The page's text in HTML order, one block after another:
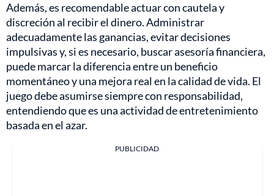
Además, es recomendable actuar con cautela y
discreción al recibir el dinero. Administrar
adecuadamente las ganancias, evitar decisiones
impulsivas y, si es necesario, buscar asesoría financiera,
puede marcar la diferencia entre un beneficio
momentáneo y una mejora real en la calidad de vida. El
juego debe asumirse siempre con responsabilidad,
entendiendo que es una actividad de entretenimiento
basada en el azar.
PUBLICIDAD